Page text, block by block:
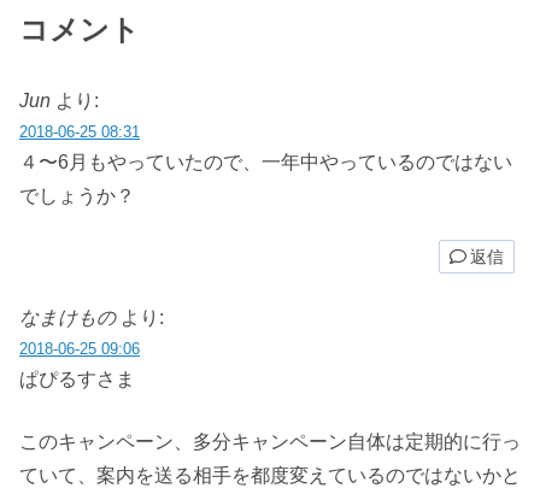
コメント
Jun より:
2018-06-25 08:31
４〜6月もやっていたので、一年中やっているのではない
でしょうか？
返信
なまけもの より:
2018-06-25 09:06
ぱぴるすさま
このキャンペーン、多分キャンペーン自体は定期的に行っ
ていて、案内を送る相手を都度変えているのではないかと